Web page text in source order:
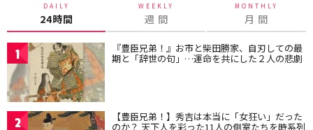
DAILY
24時間
WEEKLY
週 間
MONTHLY
月 間
1 『豊臣兄弟！』お市と柴田勝家、自刃しての最
期と「辞世の句」…運命を共にした２人の悲劇
2 【豊臣兄弟！】秀吉は本当に「女狂い」だった
のか？ 天下人を彩った11人の側室たちを時系列